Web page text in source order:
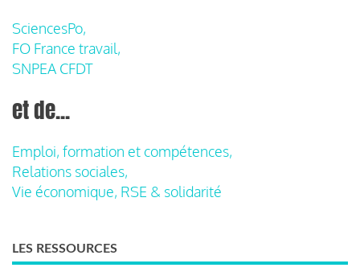
SciencesPo,
FO France travail,
SNPEA CFDT
et de...
Emploi, formation et compétences,
Relations sociales,
Vie économique, RSE & solidarité
LES RESSOURCES